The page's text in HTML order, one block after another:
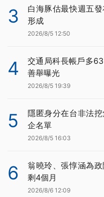
3
白海豚估最快週五
形成
2026/8/5 12:50
4
交通局科長帳戶多
善舉曝光
2026/8/5 19:39
5
隱匿身分在台非法
企名單
2026/8/5 16:03
6
翁曉玲、張惇涵為
剩4個月
2026/8/6 12:09